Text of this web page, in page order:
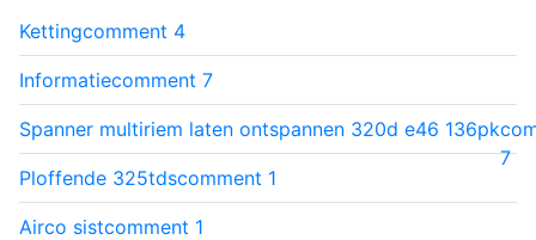
Kettingcomment 4
Informatiecomment 7
Spanner multiriem laten ontspannen 320d e46 136pk
7
Ploffende 325tdscomment 1
Airco sistcomment 1